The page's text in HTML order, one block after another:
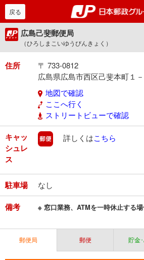
戻る
広島己斐郵便局
（ひろしまこいゆうびんきょく）
住所
〒 733-0812
広島県広島市西区己斐本町１
地図で確認
ここへ行く
ストリートビューで確認
キャッ
シュレ
ス
郵便
詳しくはこちら
駐車場 なし
備考 ※ 窓口業務、ATMを一時休止する場
郵便局 郵便 貯金